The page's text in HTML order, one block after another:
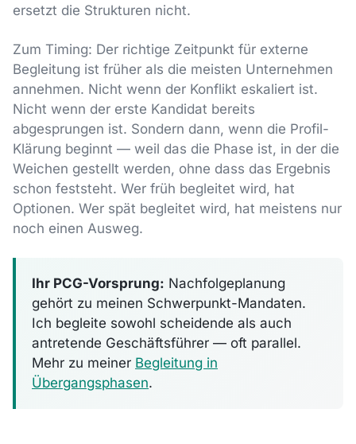
ersetzt die Strukturen nicht.
Zum Timing: Der richtige Zeitpunkt für externe
Begleitung ist früher als die meisten Unternehmen
annehmen. Nicht wenn der Konflikt eskaliert ist.
Nicht wenn der erste Kandidat bereits
abgesprungen ist. Sondern dann, wenn die Profil-
Klärung beginnt — weil das die Phase ist, in der die
Weichen gestellt werden, ohne dass das Ergebnis
schon feststeht. Wer früh begleitet wird, hat
Optionen. Wer spät begleitet wird, hat meistens nur
noch einen Ausweg.
Ihr PCG-Vorsprung: Nachfolgeplanung
gehört zu meinen Schwerpunkt-Mandaten.
Ich begleite sowohl scheidende als auch
antretende Geschäftsführer — oft parallel.
Mehr zu meiner Begleitung in
Übergangsphasen.